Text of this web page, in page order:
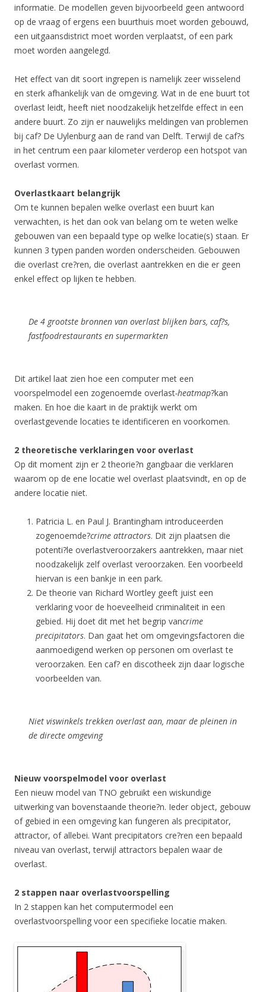
informatie. De modellen geven bijvoorbeeld geen antwoord
op de vraag of ergens een buurthuis moet worden gebouwd,
een uitgaansdistrict moet worden verplaatst, of een park
moet worden aangelegd.
Het effect van dit soort ingrepen is namelijk zeer wisselend
en sterk afhankelijk van de omgeving. Wat in de ene buurt tot
overlast leidt, heeft niet noodzakelijk hetzelfde effect in een
andere buurt. Zo zijn er nauwelijks meldingen van problemen
bij caf? De Uylenburg aan de rand van Delft. Terwijl de caf?s
in het centrum een paar kilometer verderop een hotspot van
overlast vormen.
Overlastkaart belangrijk
Om te kunnen bepalen welke overlast een buurt kan
verwachten, is het dan ook van belang om te weten welke
gebouwen van een bepaald type op welke locatie(s) staan. Er
kunnen 3 typen panden worden onderscheiden. Gebouwen
die overlast cre?ren, die overlast aantrekken en die er geen
enkel effect op lijken te hebben.
De 4 grootste bronnen van overlast blijken bars, caf?s,
fastfoodrestaurants en supermarkten
Dit artikel laat zien hoe een computer met een
voorspelmodel een zogenoemde overlast-heatmap?kan
maken. En hoe die kaart in de praktijk werkt om
overlastgevende locaties te identificeren en voorkomen.
2 theoretische verklaringen voor overlast
Op dit moment zijn er 2 theorie?n gangbaar die verklaren
waarom op de ene locatie wel overlast plaatsvindt, en op de
andere locatie niet.
Patricia L. en Paul J. Brantingham introduceerden
zogenoemde?crime attractors. Dit zijn plaatsen die
potenti?le overlastveroorzakers aantrekken, maar niet
noodzakelijk zelf overlast veroorzaken. Een voorbeeld
hiervan is een bankje in een park.
De theorie van Richard Wortley geeft juist een
verklaring voor de hoeveelheid criminaliteit in een
gebied. Hij doet dit met het begrip vancrime
precipitators. Dan gaat het om omgevingsfactoren die
aanmoedigend werken op personen om overlast te
veroorzaken. Een caf? en discotheek zijn daar logische
voorbeelden van.
Niet viswinkels trekken overlast aan, maar de pleinen in
de directe omgeving
Nieuw voorspelmodel voor overlast
Een nieuw model van TNO gebruikt een wiskundige
uitwerking van bovenstaande theorie?n. Ieder object, gebouw
of gebied in een omgeving kan fungeren als precipitator,
attractor, of allebei. Want precipitators cre?ren een bepaald
niveau van overlast, terwijl attractors bepalen waar de
overlast.
2 stappen naar overlastvoorspelling
In 2 stappen kan het computermodel een
overlastvoorspelling voor een specifieke locatie maken.